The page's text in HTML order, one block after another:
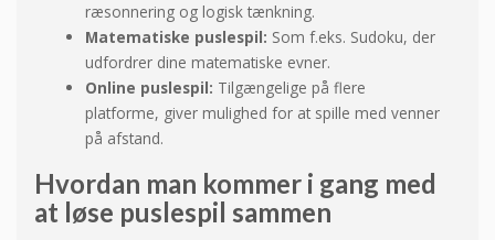
ræsonnering og logisk tænkning.
Matematiske puslespil: Som f.eks. Sudoku, der
udfordrer dine matematiske evner.
Online puslespil: Tilgængelige på flere
platforme, giver mulighed for at spille med venner
på afstand.
Hvordan man kommer i gang med
at løse puslespil sammen